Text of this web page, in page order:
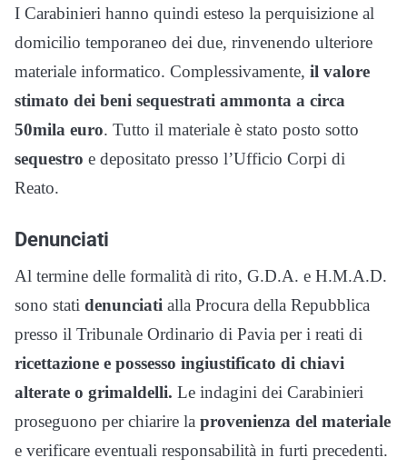
I Carabinieri hanno quindi esteso la perquisizione al
domicilio temporaneo dei due, rinvenendo ulteriore
materiale informatico. Complessivamente, il valore
stimato dei beni sequestrati ammonta a circa
50mila euro. Tutto il materiale è stato posto sotto
sequestro e depositato presso l’Ufficio Corpi di
Reato.
Denunciati
Al termine delle formalità di rito, G.D.A. e H.M.A.D.
sono stati denunciati alla Procura della Repubblica
presso il Tribunale Ordinario di Pavia per i reati di
ricettazione e possesso ingiustificato di chiavi
alterate o grimaldelli. Le indagini dei Carabinieri
proseguono per chiarire la provenienza del materiale
e verificare eventuali responsabilità in furti precedenti.